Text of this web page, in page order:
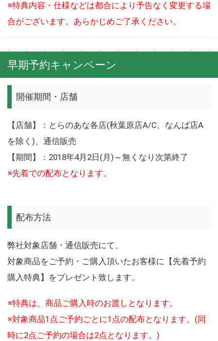
※特典内容・仕様などは都合により予告なく変更する場
合がございます。あらかじめご了承ください。
早期予約キャンペーン
開催期間・店舗
【店舗】：とらのあな各店(秋葉原店A/C、なんば店A
を除く)、通信販売
【期間】：2018年4月2日(月)～無くなり次第終了
※先着での配布となります。
配布方法
弊社対象店舗・通信販売にて、
対象商品をご予約・ご購入頂いたお客様に【先着予約
購入特典】をプレゼント致します。
※特典は、商品ご購入時のお渡しとなります。
※対象商品1点ご予約ごとに1点の配布となります。(同
時に2点ご予約の場合は2点となります。)